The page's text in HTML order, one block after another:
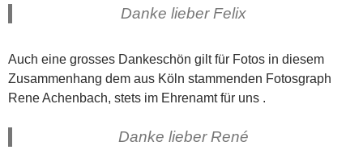
Danke lieber Felix
Auch eine grosses Dankeschön gilt für Fotos in diesem
Zusammenhang dem aus Köln stammenden Fotosgraph
Rene Achenbach, stets im Ehrenamt für uns .
Danke lieber René